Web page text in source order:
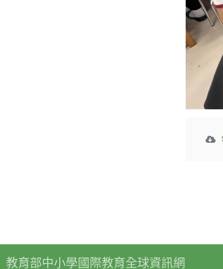
教育部中小學國際教育全球資訊網